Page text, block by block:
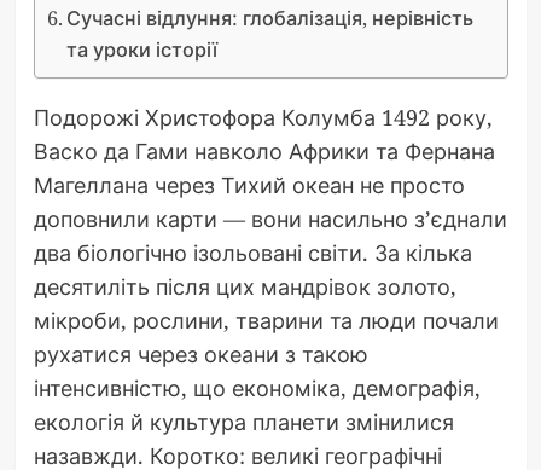
Сучасні відлуння: глобалізація, нерівність
та уроки історії
Подорожі Христофора Колумба 1492 року,
Васко да Гами навколо Африки та Фернана
Магеллана через Тихий океан не просто
доповнили карти — вони насильно з’єднали
два біологічно ізольовані світи. За кілька
десятиліть після цих мандрівок золото,
мікроби, рослини, тварини та люди почали
рухатися через океани з такою
інтенсивністю, що економіка, демографія,
екологія й культура планети змінилися
назавжди. Коротко: великі географічні